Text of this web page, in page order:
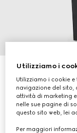
Pantalone in twill
CHF 570
Variante grigio scuro
Utilizziamo i
Utilizziamo i cookie
navigazione del sito,
attività di marketing
nelle sue pagine di
questo sito web, lei
Per maggiori